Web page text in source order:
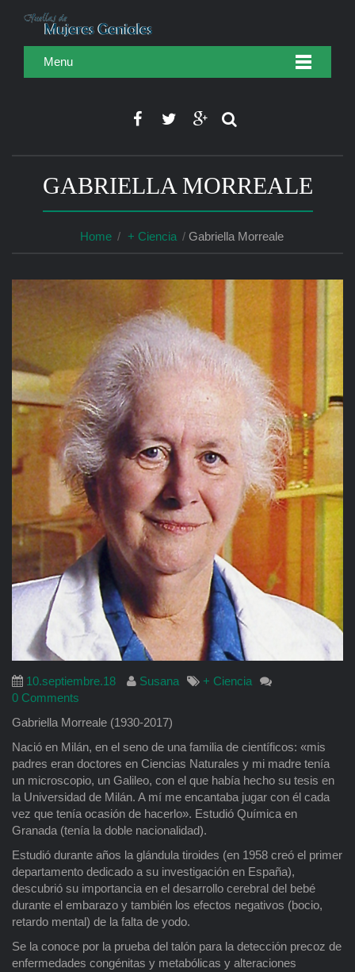
Menu
GABRIELLA MORREALE
Home + Ciencia Gabriella Morreale
10.septiembre.18 Susana
+ Ciencia
0 Comments
Gabriella Morreale (1930-2017)
Nació en Milán, en el seno de una familia de científicos: «mis
padres eran doctores en Ciencias Naturales y mi madre tenía
un microscopio, un Galileo, con el que había hecho su tesis en
la Universidad de Milán. A mí me encantaba jugar con él cada
vez que tenía ocasión de hacerlo». Estudió Química en
Granada (tenía la doble nacionalidad).
Estudió durante años la glándula tiroides (en 1958 creó el primer
departamento dedicado a su investigación en España),
descubrió su importancia en el desarrollo cerebral del bebé
durante el embarazo y también los efectos negativos (bocio,
retardo mental) de la falta de yodo.
Se la conoce por la prueba del talón para la detección precoz de
enfermedades congénitas y metabólicas y alteraciones